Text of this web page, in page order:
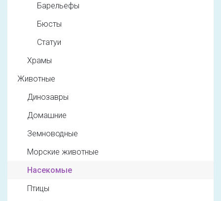
Барельефы
Бюсты
Статуи
Храмы
Животные
Динозавры
Домашние
Земноводные
Морские животные
Насекомые
Птицы